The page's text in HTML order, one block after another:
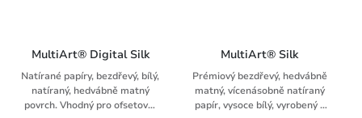
MultiArt® Digital Silk
Natírané papíry, bezdřevý, bílý,
natíraný, hedvábně matný
povrch. Vhodný pro ofsetové,
MultiArt® Silk
Prémiový bezdřevý, hedvábně
matný, vícenásobně natíraný
papír, vysoce bílý, vyrobený z